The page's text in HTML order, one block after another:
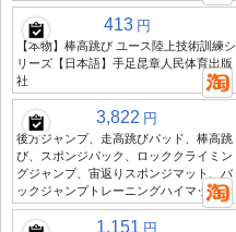
413 円
【本物】棒高跳び ユース陸上技術訓練シ
リーズ【日本語】手足昆章人民体育出版
社
3,822 円
後方ジャンプ、走高跳びパッド、棒高跳
び、スポンジパック、ロッククライミン
グジャンプ、宙返りスポンジマット、バ
ックジャンプトレーニングハイマット
1,151 円